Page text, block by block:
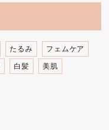
たるみ フェムケア
白髪 美肌